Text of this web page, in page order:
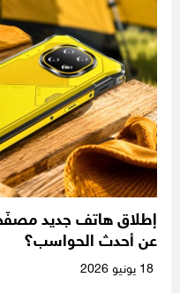
إطلاق هاتف جديد مصفّح
عن أحدث الحواسب؟